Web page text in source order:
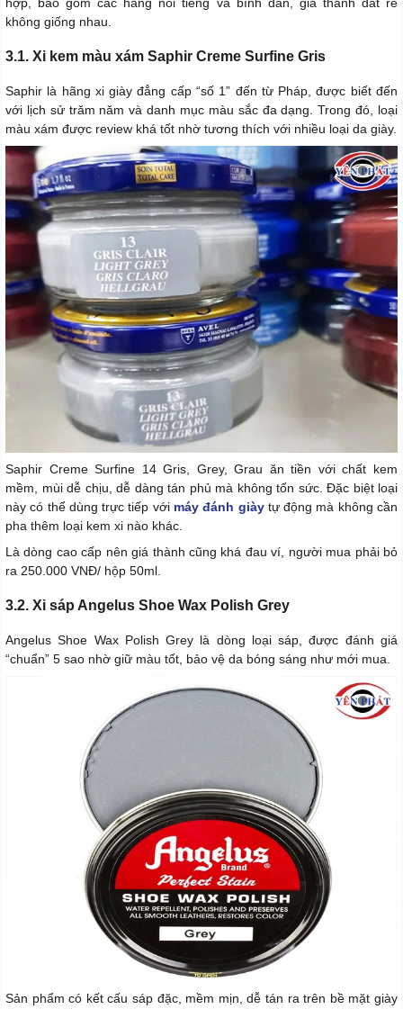
không giống nhau.
3.1. Xi kem màu xám Saphir Creme Surfine Gris
Saphir là hãng xi giày đẳng cấp “số 1” đến từ Pháp, được biết đến
với lịch sử trăm năm và danh mục màu sắc đa dạng. Trong đó, loại
màu xám được review khá tốt nhờ tương thích với nhiều loại da giày.
Saphir Creme Surfine 14 Gris, Grey, Grau ăn tiền với chất kem
mềm, mùi dễ chịu, dễ dàng tán phủ mà không tốn sức. Đặc biệt loại
này có thể dùng trực tiếp với máy đánh giàytự động mà không cần
pha thêm loại kem xi nào khác.
Là dòng cao cấp nên giá thành cũng khá đau ví, người mua phải bỏ
ra 250.000 VNĐ/ hộp 50ml.
3.2. Xi sáp Angelus Shoe Wax Polish Grey
Angelus Shoe Wax Polish Grey là dòng loại sáp, được đánh giá
“chuẩn” 5 sao nhờ giữ màu tốt, bảo vệ da bóng sáng như mới mua.
Sản phẩm có kết cấu sáp đặc, mềm mịn, dễ tán ra trên bề mặt giày